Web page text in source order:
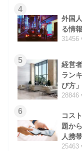
4
外国
る情
31456
5
経営
ラン
び方」
28846
6
コス
題か
人携
25463